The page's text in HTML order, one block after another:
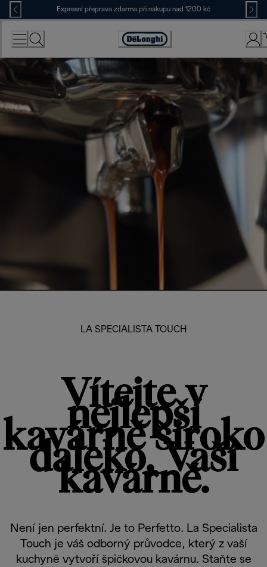
Skip
to
Content
Expresní přeprava zdarma při nákupu nad 1200 kč
Accessibility
Statement
LA SPECIALISTA TOUCH
Vítejte v
nejlepší
kavárně široko
daleko. Vaší
kavárně.
Není jen perfektní. Je to Perfetto. La Specialista
Touch je váš odborný průvodce, který z vaší
kuchyně vytvoří špičkovou kavárnu. Staňte se